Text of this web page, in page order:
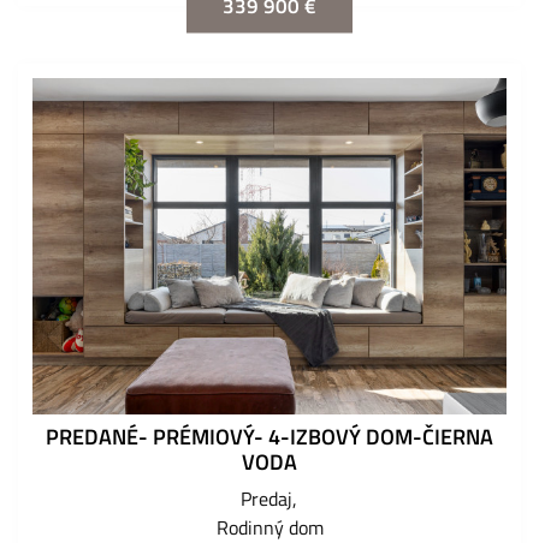
PREDANÉ- PRÉMIOVÝ- 4-IZBOVÝ DOM-ČIERNA
VODA
Predaj
Rodinný dom